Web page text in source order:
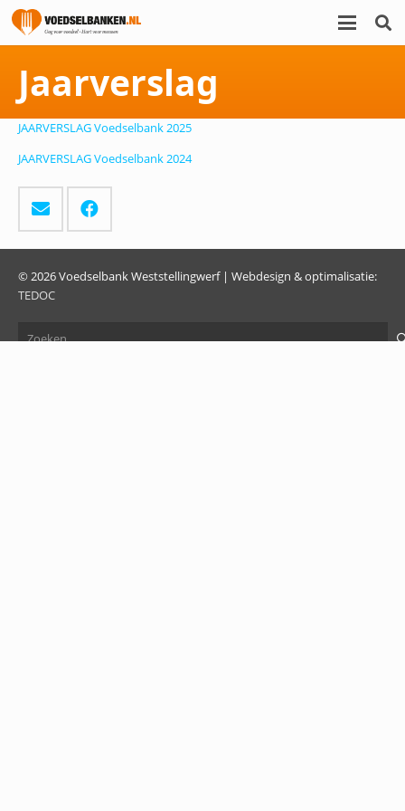
Jaarverslag
JAARVERSLAG Voedselbank 2025
JAARVERSLAG Voedselbank 2024
© 2026 Voedselbank Weststellingwerf | Webdesign & optimalisatie:
TEDOC
Zoeken